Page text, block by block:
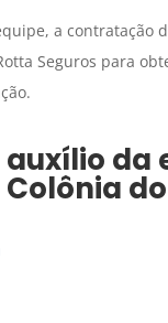
a contratação
Seguros para
da
Colônia